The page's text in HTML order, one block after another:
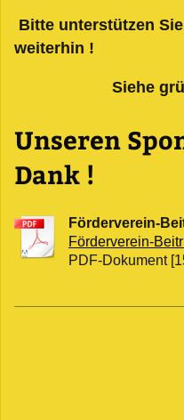
Bitte unterstützen
weiterhin !
Siehe grüne
Unseren
Dank !
Förderverein-
Förderverein-
PDF-Dokument